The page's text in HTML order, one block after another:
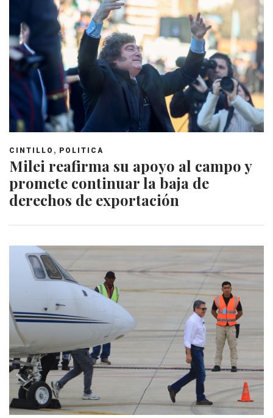
CINTILLO , POLITICA
Milei reafirma su apoyo al campo y
promete continuar la baja de
derechos de exportación